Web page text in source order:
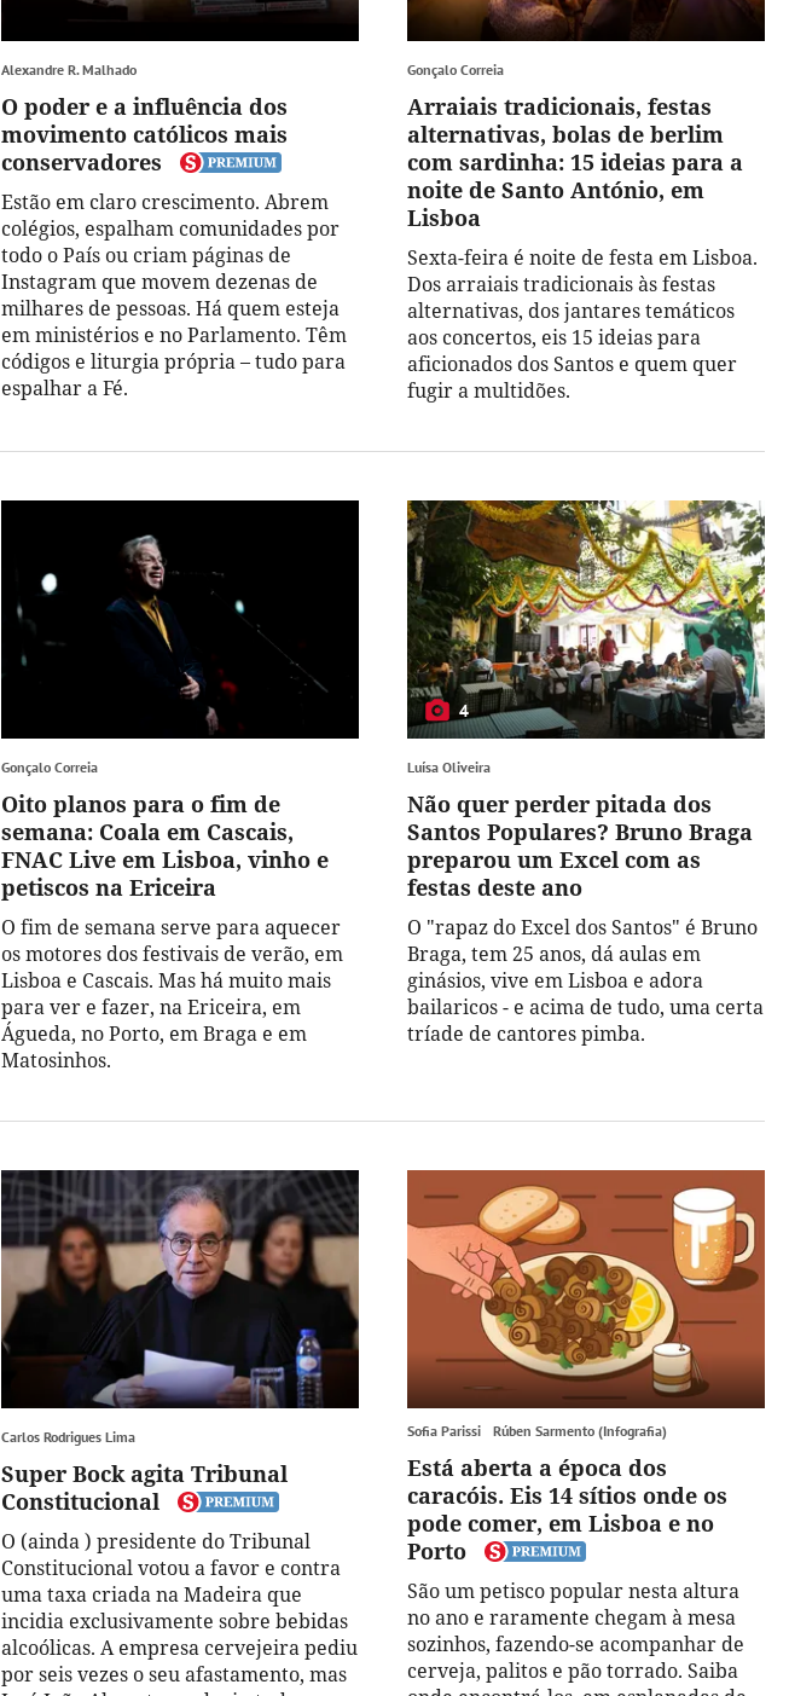
Alexandre R. Malhado
O poder e a influência dos
movimento católicos mais
conservadores
Estão em claro crescimento. Abrem
colégios, espalham comunidades por
todo o País ou criam páginas de
Instagram que movem dezenas de
milhares de pessoas. Há quem esteja
em ministérios e no Parlamento. Têm
códigos e liturgia própria – tudo para
espalhar a Fé.
Gonçalo Correia
Arraiais tradicionais, festas
alternativas, bolas de berlim
com sardinha: 15 ideias para a
noite de Santo António, em
Lisboa
Sexta-feira é noite de festa em Lisboa.
Dos arraiais tradicionais às festas
alternativas, dos jantares temáticos
aos concertos, eis 15 ideias para
aficionados dos Santos e quem quer
fugir a multidões.
Gonçalo Correia
Oito planos para o fim de
semana: Coala em Cascais,
FNAC Live em Lisboa, vinho e
petiscos na Ericeira
O fim de semana serve para aquecer
os motores dos festivais de verão, em
Lisboa e Cascais. Mas há muito mais
para ver e fazer, na Ericeira, em
Águeda, no Porto, em Braga e em
Matosinhos.
4
Luísa Oliveira
Não quer perder pitada dos
Santos Populares? Bruno Braga
preparou um Excel com as
festas deste ano
O "rapaz do Excel dos Santos" é Bruno
Braga, tem 25 anos, dá aulas em
ginásios, vive em Lisboa e adora
bailaricos - e acima de tudo, uma certa
tríade de cantores pimba.
Carlos Rodrigues Lima
Super Bock agita Tribunal
Constitucional
O (ainda ) presidente do Tribunal
Constitucional votou a favor e contra
uma taxa criada na Madeira que
incidia exclusivamente sobre bebidas
alcoólicas. A empresa cervejeira pediu
por seis vezes o seu afastamento, mas
Sofia Parissi Rúben Sarmento (Infografia)
Está aberta a época dos
caracóis. Eis 14 sítios onde os
pode comer, em Lisboa e no
Porto
São um petisco popular nesta altura
no ano e raramente chegam à mesa
sozinhos, fazendo-se acompanhar de
cerveja, palitos e pão torrado. Saiba